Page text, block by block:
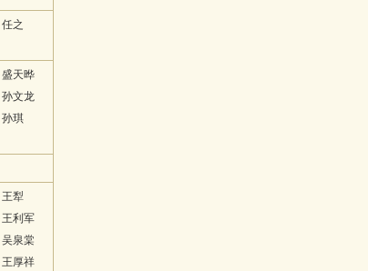
任之
盛天晔
孙文龙
孙琪
王犁
王利军
吴泉棠
王厚祥